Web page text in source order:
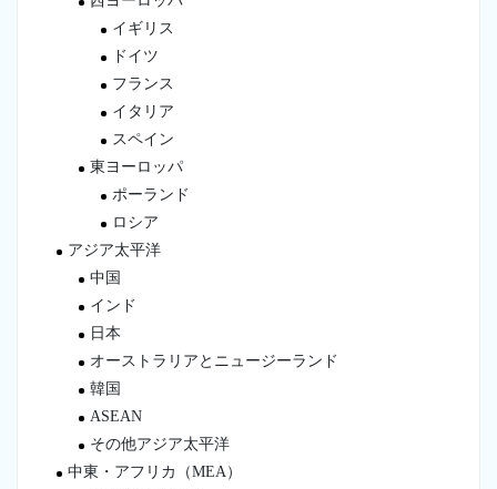
イギリス
ドイツ
フランス
イタリア
スペイン
東ヨーロッパ
ポーランド
ロシア
アジア太平洋
中国
インド
日本
オーストラリアとニュージーランド
韓国
ASEAN
その他アジア太平洋
中東・アフリカ（MEA）